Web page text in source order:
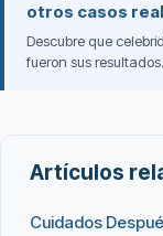
otros casos
Descubre que
fueron sus resultados.
Artículos
Cuidados